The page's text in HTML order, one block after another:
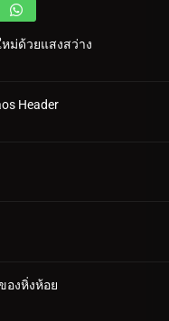
ม่ด้วยแสงสว่าง
Header
องหิ่งห้อย